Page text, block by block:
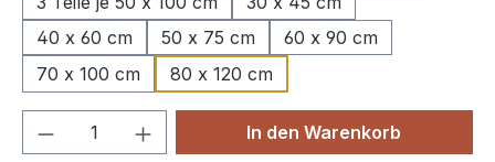
40 x 60 cm
50 x 75 cm
60 x 90 cm
70 x 100 cm
80 x 120 cm
Produkt Anzahl: Gib denIn den Warenkorb